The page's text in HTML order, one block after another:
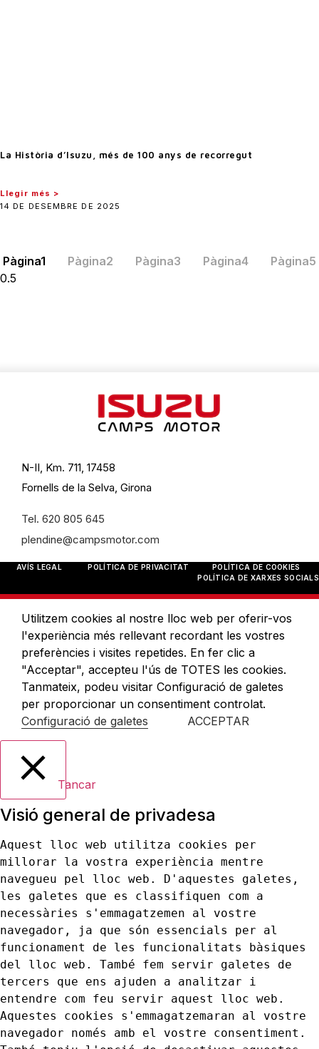
La Història d’Isuzu, més de 100 anys de recorregut
Llegir més >
14 DE DESEMBRE DE 2025
Pàgina1 Pàgina2 Pàgina3 Pàgina4 Pàgina5
N-II, Km. 711, 17458
Fornells de la Selva, Girona
Tel. 620 805 645
plendine@campsmotor.com
AVÍS LEGAL POLÍTICA DE PRIVACITAT
POLÍTICA DE COOKIES
POLÍTICA DE XARXES SOCIALS
Utilitzem cookies al nostre lloc web per oferir-vos
l'experiència més rellevant recordant les vostres
preferències i visites repetides. En fer clic a
"Acceptar", accepteu l'ús de TOTES les cookies.
Tanmateix, podeu visitar Configuració de galetes
per proporcionar un consentiment controlat.
Configuració de galetes
ACCEPTAR
Tancar
Visió general de privadesa
Aquest lloc web utilitza cookies per
millorar la vostra experiència mentre
navegueu pel lloc web. D'aquestes galetes,
les galetes que es classifiquen com a
necessàries s'emmagatzemen al vostre
navegador, ja que són essencials per al
funcionament de les funcionalitats bàsiques
del lloc web. També fem servir galetes de
tercers que ens ajuden a analitzar i
entendre com feu servir aquest lloc web.
Aquestes cookies s'emmagatzemaran al vostre
navegador només amb el vostre consentiment.